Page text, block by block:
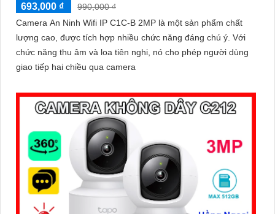
693,000 ₫
990,000 ₫
Camera An Ninh Wifi IP C1C-B 2MP là một sản phẩm chất
lượng cao, được tích hợp nhiều chức năng đáng chú ý. Với
chức năng thu âm và loa tiên nghi, nó cho phép người dùng
giao tiếp hai chiều qua camera